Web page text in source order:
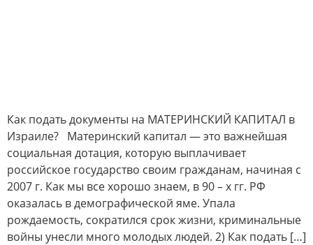
Как подать документы на МАТЕРИНСКИЙ КАПИТАЛ в
Израиле? Материнский капитал — это важнейшая
социальная дотация, которую выплачивает
российское государство своим гражданам, начиная с
2007 г. Как мы все хорошо знаем, в 90 – х гг. РФ
оказалась в демографической яме. Упала
рождаемость, сократился срок жизни, криминальные
войны унесли много молодых людей. 2) Как подать […]